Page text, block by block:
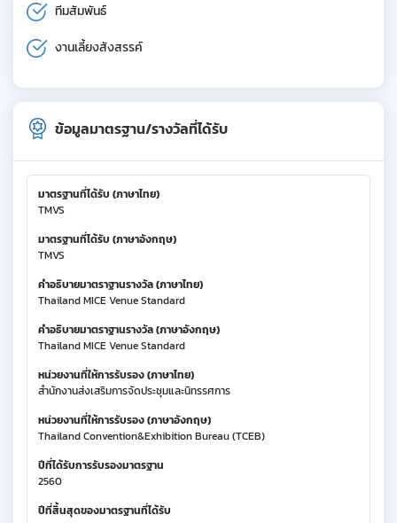
ทีมสัมพันธ์
งานเลี้ยงสังสรรค์
ข้อมูลมาตรฐาน/รางวัลที่ได้รับ
มาตรฐานที่ได้รับ (ภาษาไทย)
TMVS
มาตรฐานที่ได้รับ (ภาษาอังกฤษ)
TMVS
คำอธิบายมาตราฐานรางวัล (ภาษาไทย)
Thailand MICE Venue Standard
คำอธิบายมาตราฐานรางวัล (ภาษาอังกฤษ)
Thailand MICE Venue Standard
หน่วยงานที่ให้การรับรอง (ภาษาไทย)
สำนักงานส่งเสริมการจัดประชุมและนิทรรศการ
หน่วยงานที่ให้การรับรอง (ภาษาอังกฤษ)
Thailand Convention&Exhibition Bureau (TCEB)
ปีที่ได้รับการรับรองมาตรฐาน
2560
ปีที่สิ้นสุดของมาตรฐานที่ได้รับ